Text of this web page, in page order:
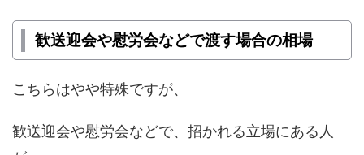
歓送迎会や慰労会などで渡す場合の相場
こちらはやや特殊ですが、
歓送迎会や慰労会などで、招かれる立場にある人